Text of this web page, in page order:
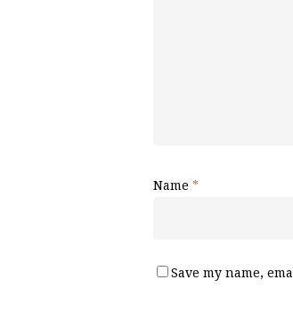
Name *
Save my name,